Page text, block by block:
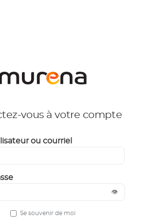
vous à votre compte
ou courriel
👁
Se souvenir de moi